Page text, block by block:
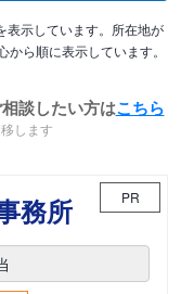
表示しています。所在地が
ら順に表示しています。
談したい方はこちら
します
務所 PR